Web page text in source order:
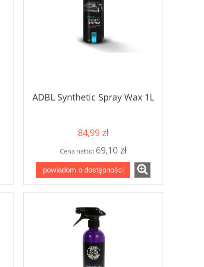
ADBL Synthetic Spray Wax 1L
84,99 zł
Cena netto: 69,10 zł
powiadom o dostępności